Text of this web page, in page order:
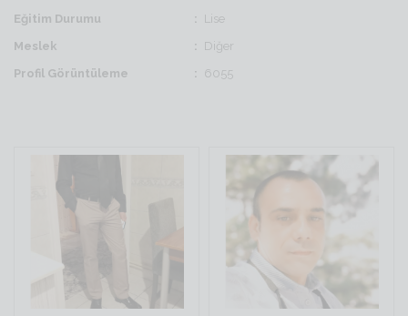
Eğitim Durumu
Lise
Meslek
Diğer
Profil Görüntüleme
6055